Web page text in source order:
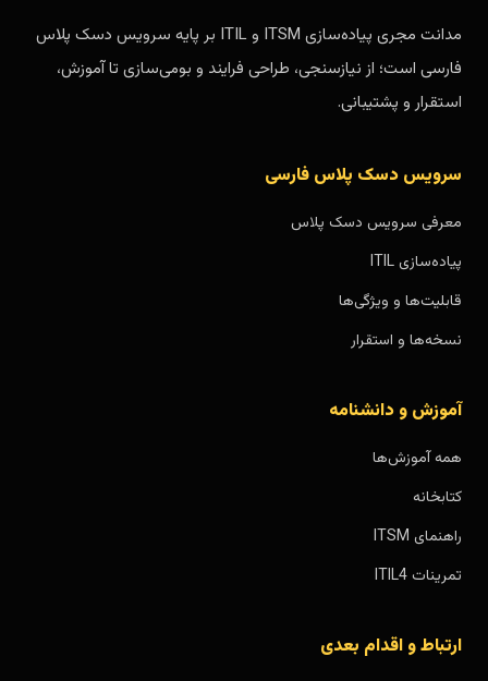
مدانت مجری پیاده‌سازی ITSM و ITIL بر پایه سرویس دسک پلاس
فارسی است؛ از نیازسنجی، طراحی فرایند و بومی‌سازی تا آموزش،
استقرار و پشتیبانی.
سرویس دسک پلاس فارسی
معرفی سرویس دسک پلاس
پیاده‌سازی ITIL
قابلیت‌ها و ویژگی‌ها
نسخه‌ها و استقرار
آموزش و دانشنامه
همه آموزش‌ها
کتابخانه
راهنمای ITSM
تمرینات ITIL4
ارتباط و اقدام بعدی